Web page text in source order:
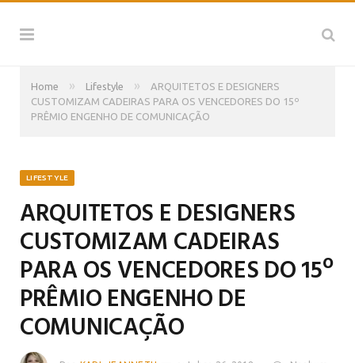
Home » Lifestyle »
ARQUITETOS E DESIGNERS
CUSTOMIZAM CADEIRAS PARA OS VENCEDORES DO 15º
PRÊMIO ENGENHO DE COMUNICAÇÃO
LIFESTYLE
ARQUITETOS E DESIGNERS
CUSTOMIZAM CADEIRAS
PARA OS VENCEDORES DO 15º
PRÊMIO ENGENHO DE
COMUNICAÇÃO